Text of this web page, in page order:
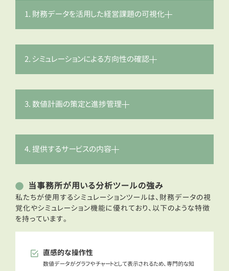
1. 財務データを活用した経営課題の可視化
2. シミュレーションによる方向性の確認
3. 数値計画の策定と進捗管理
4. 提供するサービスの内容
当事務所が用いる分析ツールの強み
私たちが使用するシミュレーションツールは、財務データの視
覚化やシミュレーション機能に優れており、以下のような特徴
を持っています。
直感的な操作性
数値データがグラフやチャートとして表示されるため、専門的な知